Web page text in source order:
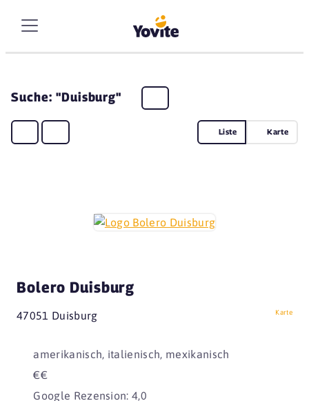
Suche: "Duisburg"
Liste Karte
Bolero Duisburg
47051 Duisburg Karte
amerikanisch, italienisch, mexikanisch
€€
Google Rezension: 4,0